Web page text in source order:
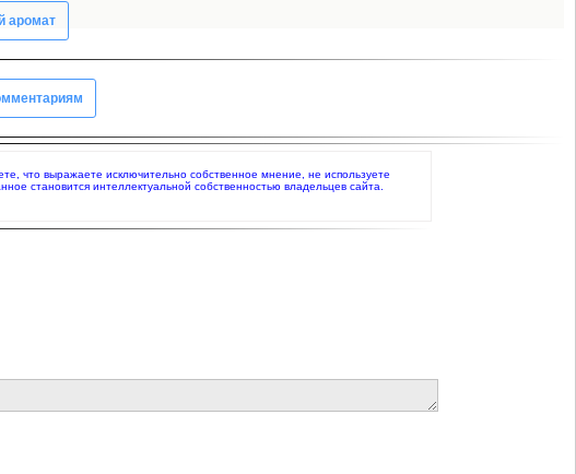
аромат
что выражаете исключительно собственное мнение, не используете
становится интеллектуальной собственностью владельцев сайта.